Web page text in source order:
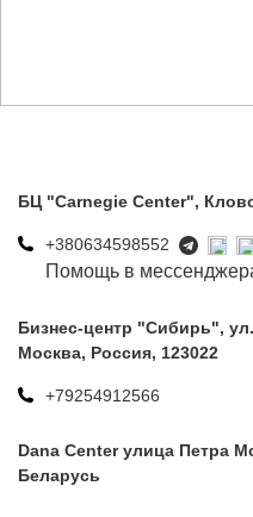
БЦ "Carnegie Center",
+380634598552
Помощь в
Бизнес-центр "Сибирь",
Москва, Россия, 123022
+79254912566
Dana Center улица Петра
Беларусь